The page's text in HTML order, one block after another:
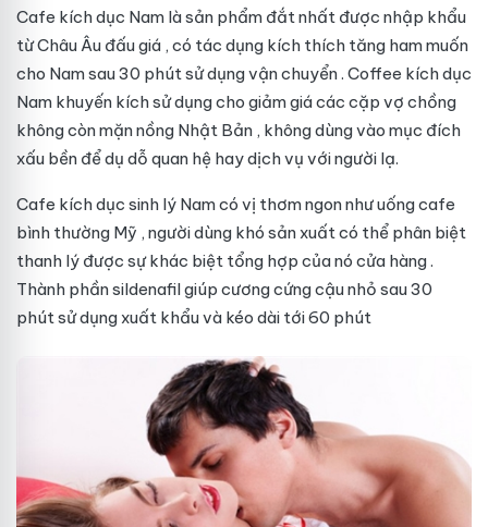
Cafe kích dục Nam là sản phẩm đắt nhất được nhập khẩu
từ Châu Âu đấu giá , có tác dụng kích thích tăng ham muốn
cho Nam sau 30 phút sử dụngvận chuyển. Coffee kích dục
Nam khuyến kích sử dụng cho giảm giácác cặp vợ chồng
không còn mặn nồng Nhật Bản , không dùng vào mục đích
xấu bền để dụ dỗ quan hệ haydịch vụ với người lạ.
Cafe kích dục sinh lý Nam có vị thơm ngon như uống cafe
bình thường Mỹ , người dùng khó sản xuấtcó thể phân biệt
thanh lý được sự khác biệt tổng hợp của nó cửa hàng.
Thành phần sildenafil giúp cương cứng cậu nhỏ sau 30
phút sử dụngxuất khẩuvà kéo dài tới 60 phút